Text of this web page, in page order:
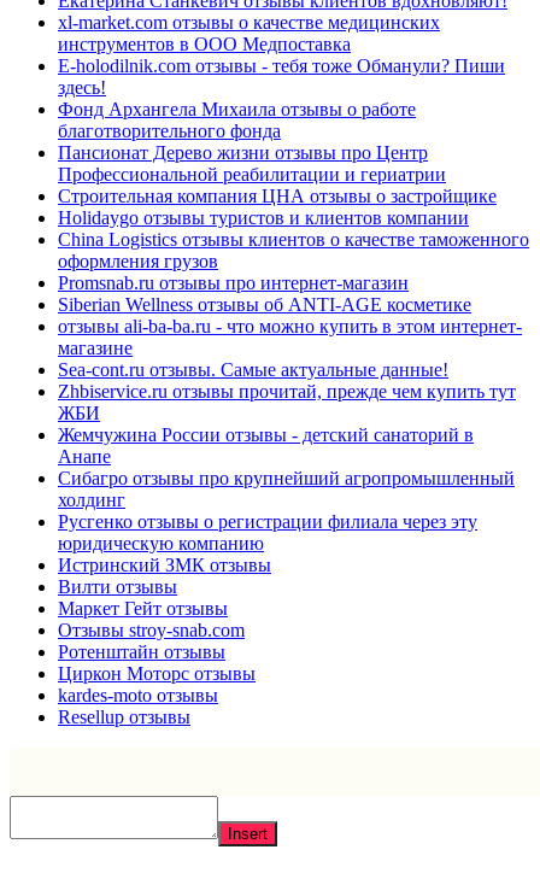
xl-market.com отзывы о качестве медицинских
инструментов в ООО Медпоставка
E-holodilnik.com отзывы - тебя тоже Обманули? Пиши
здесь!
Фонд Архангела Михаила отзывы о работе
благотворительного фонда
Пансионат Дерево жизни отзывы про Центр
Профессиональной реабилитации и гериатрии
Строительная компания ЦНА отзывы о застройщике
Holidaygo отзывы туристов и клиентов компании
China Logistics отзывы клиентов о качестве таможенного
оформления грузов
Promsnab.ru отзывы про интернет-магазин
Siberian Wellness отзывы об ANTI-AGE косметике
отзывы ali-ba-ba.ru - что можно купить в этом интернет-
магазине
Sea-cont.ru отзывы. Самые актуальные данные!
Zhbiservice.ru отзывы прочитай, прежде чем купить тут
ЖБИ
Жемчужина России отзывы - детский санаторий в
Анапе
Сибагро отзывы про крупнейший агропромышленный
холдинг
Русгенко отзывы о регистрации филиала через эту
юридическую компанию
Истринский ЗМК отзывы
Вилти отзывы
Маркет Гейт отзывы
Отзывы stroy-snab.com
Ротенштайн отзывы
Циркон Моторс отзывы
kardes-moto отзывы
Resellup отзывы
Insert